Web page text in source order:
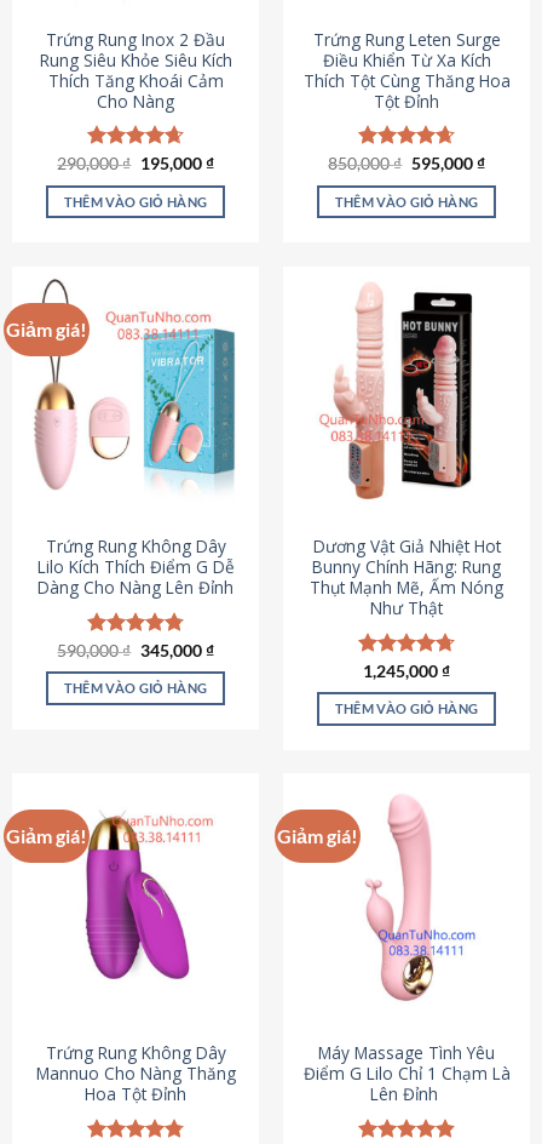
Trứng Rung Inox 2 Đầu
Rung Siêu Khỏe Siêu Kích
Thích Tăng Khoái Cảm
Cho Nàng
Được xếp
hạng4.64
5 sao
290,000₫ Giá
là:
290,000 ₫.
195,000₫Giá
tại
THÊM VÀO GIỎ HÀNG
Trứng Rung Leten Surge
Điều Khiển Từ Xa Kích
Thích Tột Cùng Thăng Hoa
Tột Đỉnh
Được xếp
hạng4.69
5 sao
850,000₫ Giá
là:
850,000 ₫.
595,000₫Giá
tại
THÊM VÀO GIỎ HÀNG
Giảm giá!
Trứng Rung Không Dây
Lilo Kích Thích Điểm G Dễ
Dàng Cho Nàng Lên Đỉnh
Được xếp
hạng4.79
5 sao
590,000₫ Giá
là:
590,000 ₫.
345,000₫Giá
tại
345,000 ₫.
THÊM VÀO GIỎ HÀNG
Dương Vật Giả Nhiệt Hot
Bunny Chính Hãng: Rung
Thụt Mạnh Mẽ, Ấm Nóng
Như Thật
Được xếp
hạng4.73
5 sao
1,245,000₫
THÊM VÀO GIỎ HÀNG
Giảm giá!
Trứng Rung Không Dây
Mannuo Cho Nàng Thăng
Hoa Tột Đỉnh
Giảm giá!
Máy Massage Tình Yêu
Điểm G Lilo Chỉ 1 Chạm Là
Lên Đỉnh